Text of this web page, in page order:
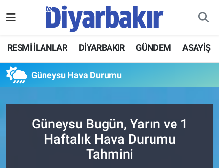
RESMİ İLANLAR DİYARBAKIR GÜNDEM ASAYİŞ
Güneysu Hava Durumu
Güneysu Bugün, Yarın ve 1
Haftalık Hava Durumu
Tahmini
ASAYİŞ
DİYARBAKIR
GÜNDEM
Hava Durumu
Namaz Vakitleri
Süper Lig Puan Durumu ve Fikstür